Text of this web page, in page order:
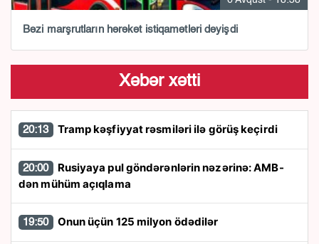
Bəzi marşrutların hərəkət istiqamətləri dəyişdi
Xəbər xətti
20:13 Tramp kəşfiyyat rəsmiləri ilə görüş keçirdi
20:00
dən mühüm açıqlama
19:50 Onun üçün 125 milyon ödədilər